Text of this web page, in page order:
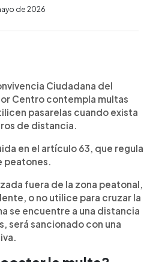
de 2026
ipsum dolor sit amet,
elit, sed do eiusmod
et dolore magna
veniam, quis nostrud
Duis aute irure dolor in
velit esse cillum dolore
sunt in culpa qui officia
est laborum
Ciudadana del
Centro contempla multas
pasarelas cuando exista
de distancia.
en el artículo 63, que regula
peatones.
fuera de la zona peatonal,
o no utilice para cruzar la
se encuentre a una distancia
será sancionado con una